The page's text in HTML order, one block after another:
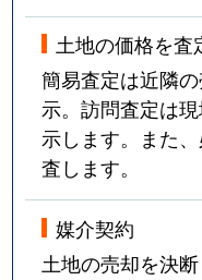
土地の価格を査
簡易査定は近隣
示。訪問査定は
示します。また
査します。
媒介契約
土地の売却を決